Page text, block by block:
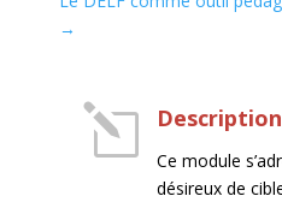
→
l
Ce module
désireux de